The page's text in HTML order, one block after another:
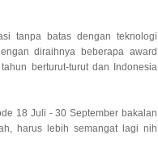
tanpa batas dengan teknologi
diraihnya beberapa award
berturut-turut dan Indonesia
18 Juli - 30 September bakalan
harus lebih semangat lagi nih